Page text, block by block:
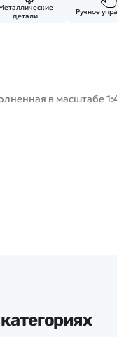
детали
Ручное
в масштабе